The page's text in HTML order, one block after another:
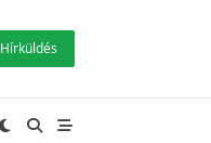
Hírküldés